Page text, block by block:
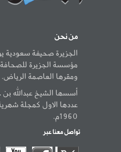
من نحن
الجزيرة صحيفة سعودية
مؤسسة الجزيرة للصحافة
ومقرها العاصمة الرياض.
أسسها الشيخ عبدالله
عددها الاول كمجلة
1960م.
تواصل معنا عبر